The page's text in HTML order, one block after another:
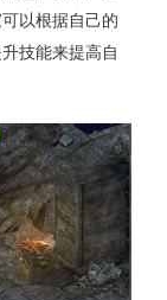
以根据自己的
技能来提高自